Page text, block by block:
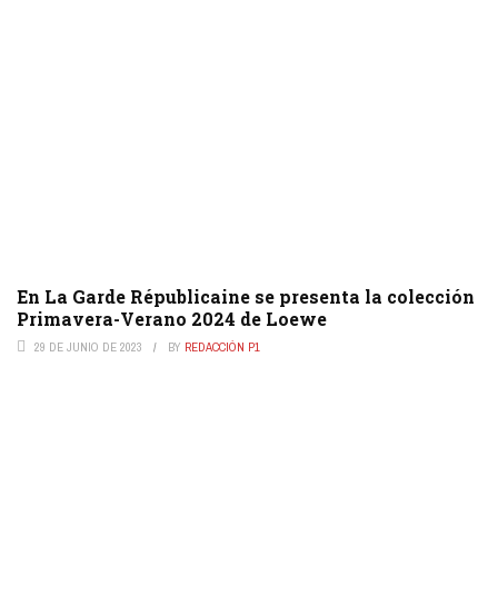
En La Garde Républicaine se presenta la colección
Primavera-Verano 2024 de Loewe
29 DE JUNIO DE 2023 BY REDACCIÓN P1